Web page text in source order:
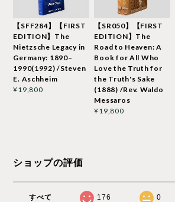
【SFF284】【FIRST
EDITION】The
Nietzsche Legacy in
Germany: 1890–
1990(1992) /Steven
E. Aschheim
¥19,800
【SR050】【FIRST
EDITION】The
Road to Heaven: A
Book for All Who
Love the Truth for
the Truth's Sake
(1888) /Rev. Waldo
Messaros
¥19,800
ショップの評価
すべて 176 0